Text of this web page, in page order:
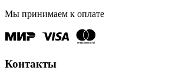
Мы принимаем к оплате
Контакты